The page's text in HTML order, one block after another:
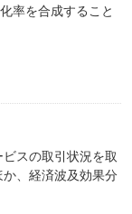
率を合成すること
スの取引状況を取
、経済波及効果分